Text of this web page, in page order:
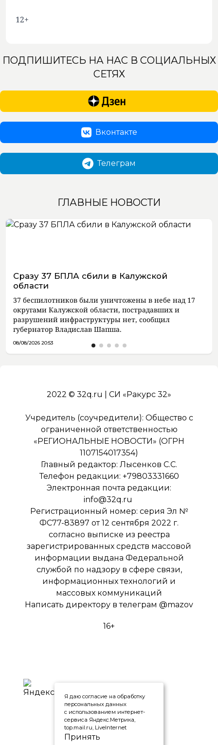
12+
ПОДПИШИТЕСЬ НА НАС В СОЦИАЛЬНЫХ
СЕТЯХ
Вконтакте
Телеграм
ГЛАВНЫЕ НОВОСТИ
Сразу 37 БПЛА сбили в Калужской
области
37 беспилотников были уничтожены в небе над 17
округами Калужской области, пострадавших и
разрушений инфраструктуры нет, сообщил
губернатор Владислав Шапша.
08/08/2026 20:53
2022 © 32q.ru | СИ «Ракурс 32»
Учредитель (соучредители): Общество с
ограниченной ответственностью
«РЕГИОНАЛЬНЫЕ НОВОСТИ» (ОГРН
1107154017354)
Главный редактор: Лысенков С.С.
Телефон редакции: +79803331660
Электронная почта редакции:
info@32q.ru
Регистрационный номер: серия Эл №
ФС77-83897 от 12 сентября 2022 г.
согласно выписке из реестра
зарегистрированных средств массовой
информации выдана Федеральной
службой по надзору в сфере связи,
информационных технологий и
массовых коммуникаций
Написать директору в телеграм @mazov
16+
Я даю согласие на обработку
персональных данных
с использованием интернет-
сервиса Яндекс.Метрика,
top.mail.ru, LiveInternet
Принять